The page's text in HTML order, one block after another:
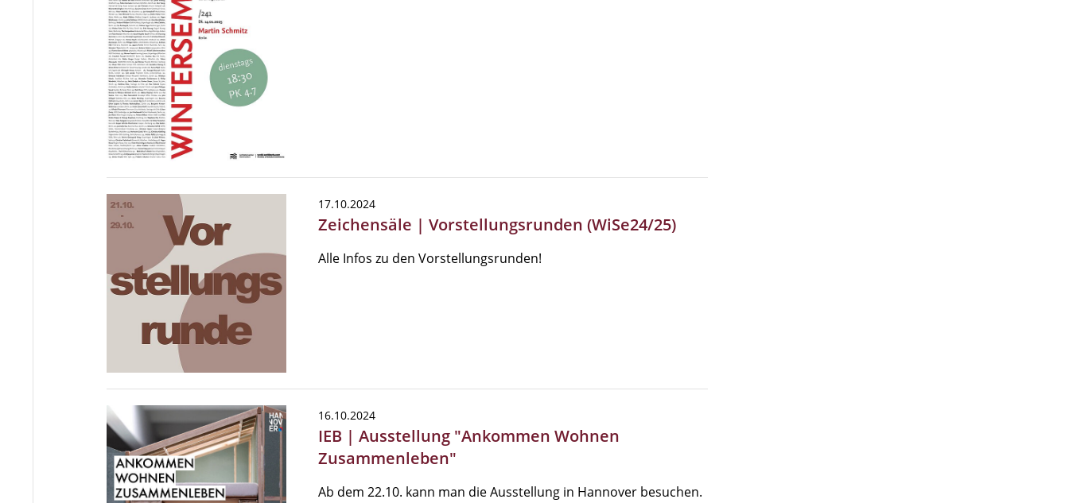
17.10.2024
Zeichensäle | Vorstellungsrunden (WiSe24/25)
Alle Infos zu den Vorstellungsrunden!
16.10.2024
IEB | Ausstellung "Ankommen Wohnen
Zusammenleben"
Ab dem 22.10. kann man die Ausstellung in Hannover besuchen.